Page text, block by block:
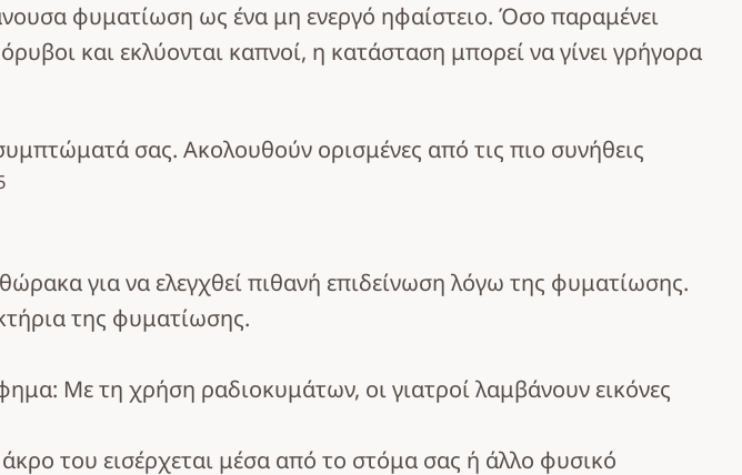
φυματίωση ως ένα μη ενεργό ηφαίστειο. Όσο παραμένει
και εκλύονται καπνοί, η κατάσταση μπορεί να γίνει γρήγορα
σας. Ακολουθούν ορισμένες από τις πιο συνήθεις
για να ελεγχθεί πιθανή επιδείνωση λόγω της φυματίωσης.
της φυματίωσης.
Με τη χρήση ραδιοκυμάτων, οι γιατροί λαμβάνουν εικόνες
του εισέρχεται μέσα από το στόμα σας ή άλλο φυσικό